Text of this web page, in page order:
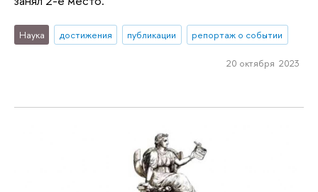
Наука достижения публикации репортаж о событии
20 октября 2023